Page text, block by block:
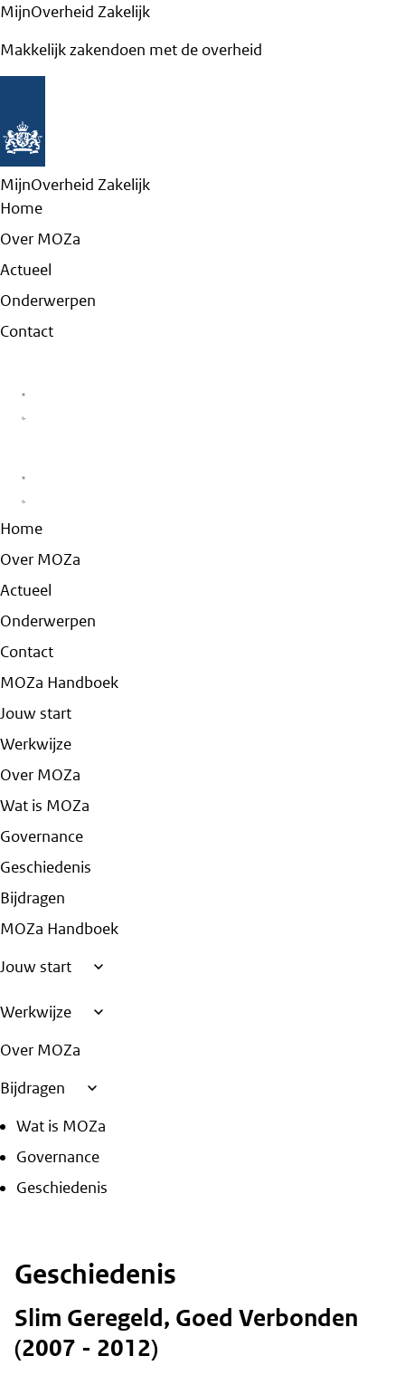
MijnOverheid Zakelijk
Makkelijk zakendoen met de overheid
MijnOverheid Zakelijk
Home
Over MOZa
Actueel
Onderwerpen
Contact
Home
Over MOZa
Actueel
Onderwerpen
Contact
MOZa Handboek
Jouw start
Werkwijze
Over MOZa
Wat is MOZa
Governance
Geschiedenis
Bijdragen
MOZa Handboek
Jouw start
Werkwijze
Over MOZa
Bijdragen
Wat is MOZa
Governance
Geschiedenis
Geschiedenis
Slim Geregeld, Goed Verbonden
(2007 - 2012)